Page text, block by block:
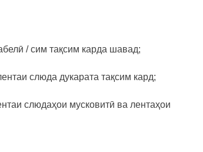
/ сим тақсим карда шавад;
слюда дукарата тақсим кард;
слюдаҳои мусковитӣ ва лентаҳои